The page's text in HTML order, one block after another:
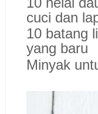
cuci dan
10 batang
yang baru
Minyak